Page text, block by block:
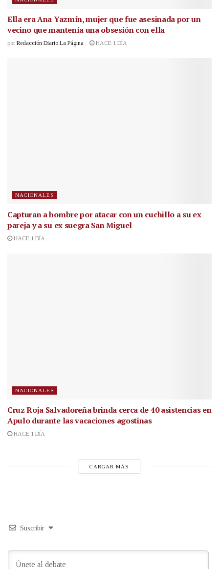
Ella era Ana Yazmín, mujer que fue asesinada por un
vecino que mantenía una obsesión con ella
por Redacción Diario La Página HACE 1 DÍA
NACIONALES
Capturan a hombre por atacar con un cuchillo a su ex
pareja y a su ex suegra San Miguel
HACE 1 DÍA
NACIONALES
Cruz Roja Salvadoreña brinda cerca de 40 asistencias en
Apulo durante las vacaciones agostinas
HACE 1 DÍA
CARGAR MÁS
Suscribir